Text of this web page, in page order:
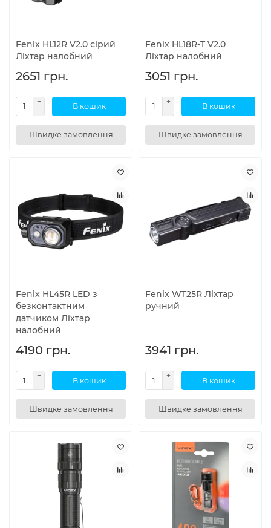
Fenix HL12R V2.0 сірий
Ліхтар налобний
2651 грн.
В кошик
Швидке замовлення
Fenix HL18R-T V2.0
Ліхтар налобний
3051 грн.
В кошик
Швидке замовлення
Fenix HL45R LED з
безконтактним
датчиком Ліхтар
налобний
4190 грн.
В кошик
Швидке замовлення
Fenix WT25R Ліхтар
ручний
3941 грн.
В кошик
Швидке замовлення